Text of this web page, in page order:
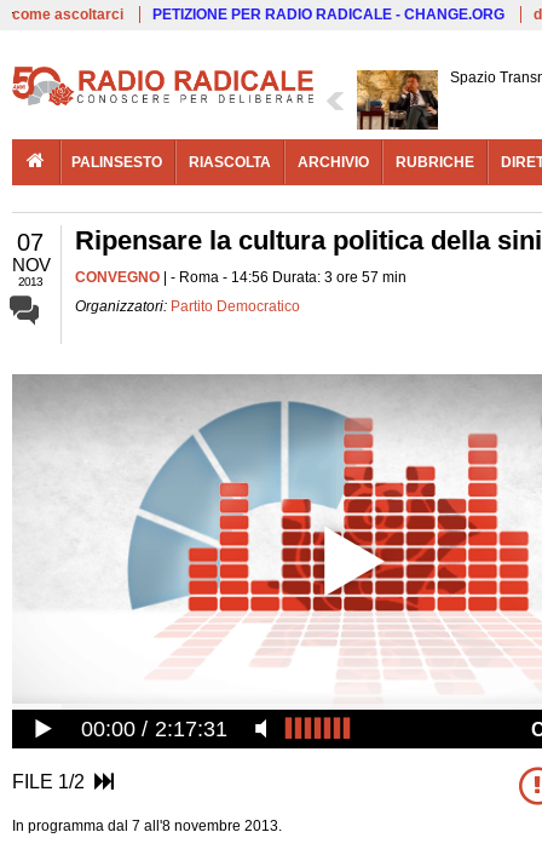
come ascoltarci PETIZIONE PER RADIO RADICALE - CHANGE.ORG
Spazio
PALINSESTO RIASCOLTA ARCHIVIO RUBRICHE
07
NOV
2013
Ripensare la cultura politica della
CONVEGNO | - Roma - 14:56 Durata: 3 ore 57 min
Organizzatori: Partito Democratico
00:00 2:17:31
FILE 1/2
In programma dal 7 all'8 novembre 2013.